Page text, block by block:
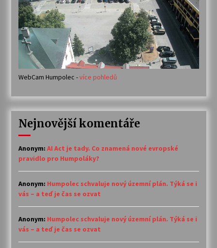
WebCam Humpolec -více pohledů
Nejnovější komentáře
Anonym: AI Act je tady. Co znamená nové evropské
pravidlo pro Humpoláky?
Anonym: Humpolec schvaluje nový územní plán. Týká se i
vás – a teď je čas se ozvat
Anonym: Humpolec schvaluje nový územní plán. Týká se i
vás – a teď je čas se ozvat